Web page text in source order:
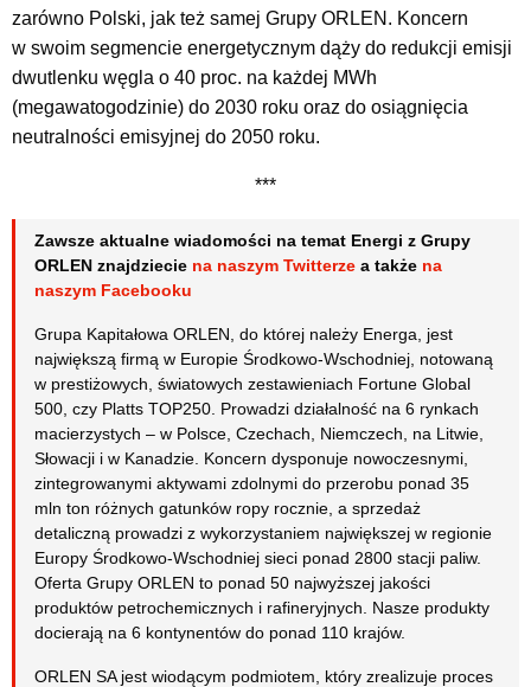
zarówno Polski, jak też samej Grupy ORLEN. Koncern
w swoim segmencie energetycznym dąży do redukcji emisji
dwutlenku węgla o 40 proc. na każdej MWh
(megawatogodzinie) do 2030 roku oraz do osiągnięcia
neutralności emisyjnej do 2050 roku.
***
Zawsze aktualne wiadomości na temat Energi z Grupy
ORLEN znajdziecie na naszym Twitterze a także na
naszym Facebooku
Grupa Kapitałowa ORLEN, do której należy Energa, jest
największą firmą w Europie Środkowo-Wschodniej, notowaną
w prestiżowych, światowych zestawieniach Fortune Global
500, czy Platts TOP250. Prowadzi działalność na 6 rynkach
macierzystych – w Polsce, Czechach, Niemczech, na Litwie,
Słowacji i w Kanadzie. Koncern dysponuje nowoczesnymi,
zintegrowanymi aktywami zdolnymi do przerobu ponad 35
mln ton różnych gatunków ropy rocznie, a sprzedaż
detaliczną prowadzi z wykorzystaniem największej w regionie
Europy Środkowo-Wschodniej sieci ponad 2800 stacji paliw.
Oferta Grupy ORLEN to ponad 50 najwyższej jakości
produktów petrochemicznych i rafineryjnych. Nasze produkty
docierają na 6 kontynentów do ponad 110 krajów.
ORLEN SA jest wiodącym podmiotem, który zrealizuje proces